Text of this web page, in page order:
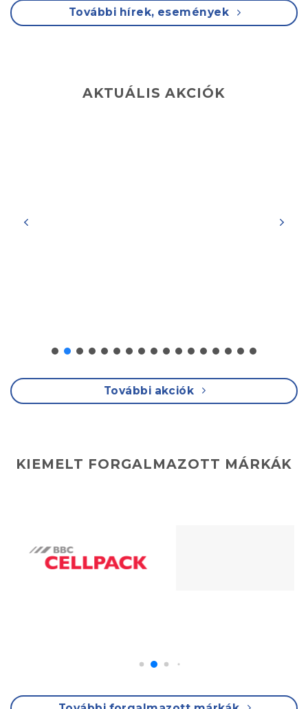
További hírek, események
AKTUÁLIS AKCIÓK
További akciók
KIEMELT FORGALMAZOTT MÁRKÁK